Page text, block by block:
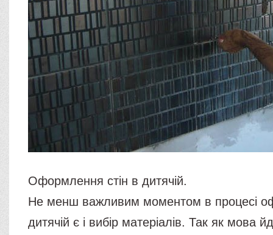
Оформлення стін в дитячій.
Не менш важливим моментом в процесі
дитячій є і вибір матеріалів. Так як мова